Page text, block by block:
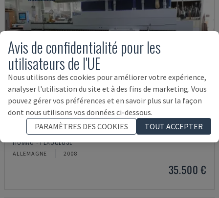
OPTIMAT KAL210/6/A20/S2
HOMAG - PLAQUEUSE
ALLEMAGNE 2008
35.500 €
Avis de confidentialité pour les
utilisateurs de l'UE
Nous utilisons des cookies pour améliorer votre expérience,
analyser l'utilisation du site et à des fins de marketing. Vous
pouvez gérer vos préférences et en savoir plus sur la façon
dont nous utilisons vos données ci-dessous.
PARAMÈTRES DES COOKIES
TOUT ACCEPTER